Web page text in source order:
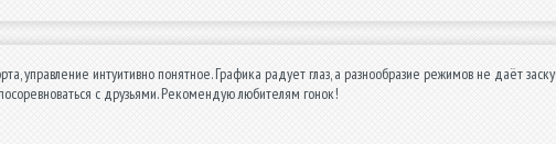
управление интуитивно понятное. Графика радует глаз, а разнообразие режимов не даёт
с друзьями. Рекомендую любителям гонок!